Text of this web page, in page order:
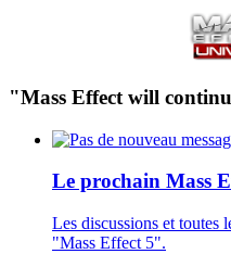
"Mass Effect will
Le prochain Mass
Les discussions et toutes
"Mass Effect 5".